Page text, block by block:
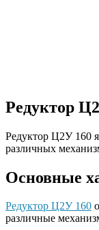
Редуктор
Редуктор Ц2У 160
различных
Основные
Редуктор Ц2У 160
различные